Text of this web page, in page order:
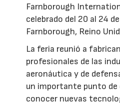
Farnborough
celebrado del 20 al 24
Farnborough, Reino
La feria reunió a
profesionales de las
aeronáutica y de
un importante punto de
conocer nuevas